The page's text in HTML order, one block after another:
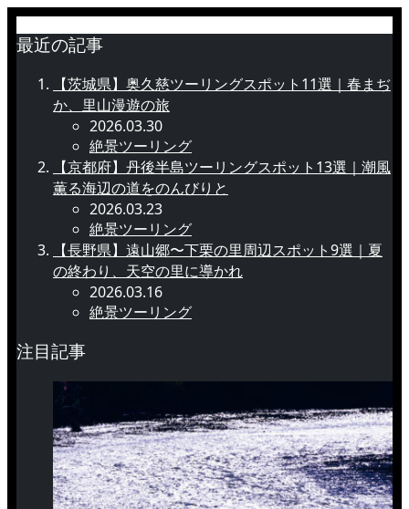
最近の記事
【茨城県】奥久慈ツーリングスポット11選｜春まぢ
か、里山漫遊の旅
2026.03.30
絶景ツーリング
【京都府】丹後半島ツーリングスポット13選｜潮風
薫る海辺の道をのんびりと
2026.03.23
絶景ツーリング
【長野県】遠山郷〜下栗の里周辺スポット9選｜夏
の終わり、天空の里に導かれ
2026.03.16
絶景ツーリング
注目記事